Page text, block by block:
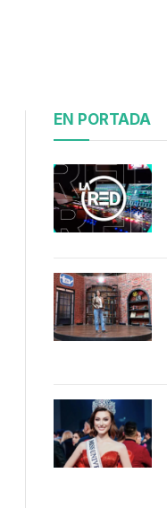
EN PORTADA